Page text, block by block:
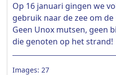
Op 16 januari gingen we
gebruik naar de zee om
Geen Unox mutsen, geen
die genoten op het strand!
Images: 27